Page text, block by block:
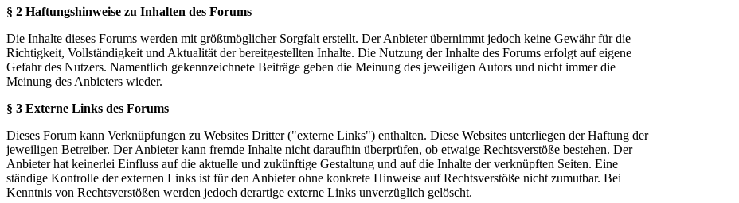
§ 2 Haftungshinweise zu Inhalten des Forums
Die Inhalte dieses Forums werden mit größtmöglicher Sorgfalt erstellt. Der Anbieter übernimmt jedoch keine Gewähr für die
Richtigkeit, Vollständigkeit und Aktualität der bereitgestellten Inhalte. Die Nutzung der Inhalte des Forums erfolgt auf eigene
Gefahr des Nutzers. Namentlich gekennzeichnete Beiträge geben die Meinung des jeweiligen Autors und nicht immer die
Meinung des Anbieters wieder.
§ 3 Externe Links des Forums
Dieses Forum kann Verknüpfungen zu Websites Dritter ("externe Links") enthalten. Diese Websites unterliegen der Haftung der
jeweiligen Betreiber. Der Anbieter kann fremde Inhalte nicht daraufhin überprüfen, ob etwaige Rechtsverstöße bestehen. Der
Anbieter hat keinerlei Einfluss auf die aktuelle und zukünftige Gestaltung und auf die Inhalte der verknüpften Seiten. Eine
ständige Kontrolle der externen Links ist für den Anbieter ohne konkrete Hinweise auf Rechtsverstöße nicht zumutbar. Bei
Kenntnis von Rechtsverstößen werden jedoch derartige externe Links unverzüglich gelöscht.